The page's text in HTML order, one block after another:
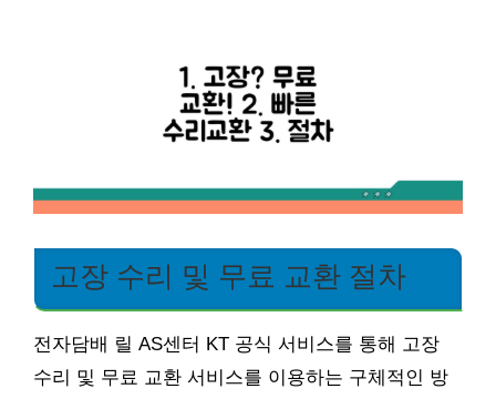
고장 수리 및 무료 교환 절차
전자담배 릴 AS센터 KT 공식 서비스를 통해 고장
수리 및 무료 교환 서비스를 이용하는 구체적인 방